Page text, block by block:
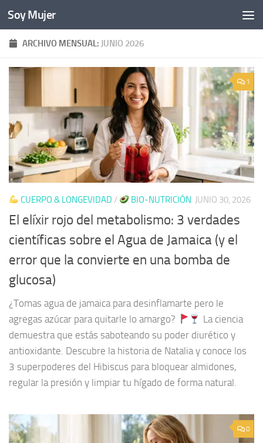
Bajo el contenido
Soy Mujer
ARCHIVO MENSUAL: JUNIO 2026
1
CUERPO & LONGEVIDAD / BIO-NUTRICIÓN JUNIO 30, 2026
El elíxir rojo del metabolismo: 3 verdades
científicas sobre el Agua de Jamaica (y el
error que la convierte en una bomba de
glucosa)
¿Tomas agua de jamaica para desinflamarte pero le
agregas azúcar para quitarle lo amargo?
La ciencia
demuestra que estás saboteando su poder diurético y
antioxidante. Descubre la historia de Natalia y conoce los
3 superpoderes del Hibiscus para bloquear almidones,
regular la presión y limpiar tu hígado de forma natural.
0